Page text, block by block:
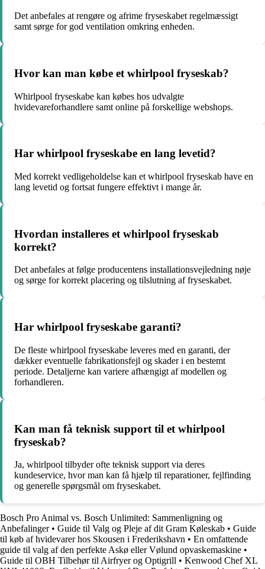
Det anbefales at rengøre og afrime fryseskabet regelmæssigt
samt sørge for god ventilation omkring enheden.
Hvor kan man købe et whirlpool fryseskab?
Whirlpool fryseskabe kan købes hos udvalgte
hvidevareforhandlere samt online på forskellige webshops.
Har whirlpool fryseskabe en lang levetid?
Med korrekt vedligeholdelse kan et whirlpool fryseskab have en
lang levetid og fortsat fungere effektivt i mange år.
Hvordan installeres et whirlpool fryseskab
korrekt?
Det anbefales at følge producentens installationsvejledning nøje
og sørge for korrekt placering og tilslutning af fryseskabet.
Har whirlpool fryseskabe garanti?
De fleste whirlpool fryseskabe leveres med en garanti, der
dækker eventuelle fabrikationsfejl og skader i en bestemt
periode. Detaljerne kan variere afhængigt af modellen og
forhandleren.
Kan man få teknisk support til et whirlpool
fryseskab?
Ja, whirlpool tilbyder ofte teknisk support via deres
kundeservice, hvor man kan få hjælp til reparationer, fejlfinding
og generelle spørgsmål om fryseskabet.
Bosch Pro Animal vs. Bosch Unlimited: Sammenligning og
Anbefalinger• Guide til Valg og Pleje af dit Gram Køleskab • Guide
til køb af hvidevarer hos Skousen i Frederikshavn • En omfattende
guide til valg af den perfekte Askø eller Vølund opvaskemaskine •
Guide til OBH Tilbehør til Airfryer og Optigrill • Kenwood Chef XL